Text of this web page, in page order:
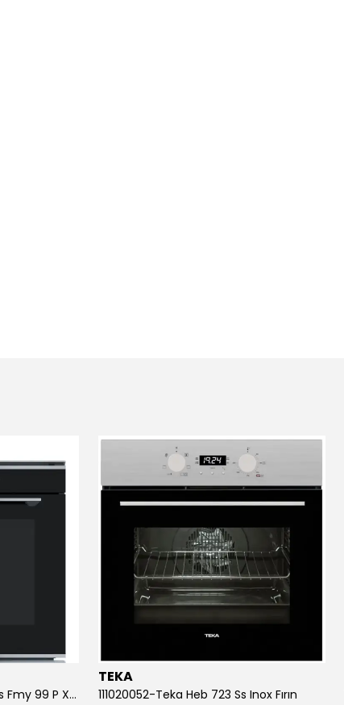
116.0613.708-Franke Mythos Fmy 99 P Xs Black+İnox Frame Fırın
TEKA
111020052-Teka Heb 723 Ss Inox Fırın